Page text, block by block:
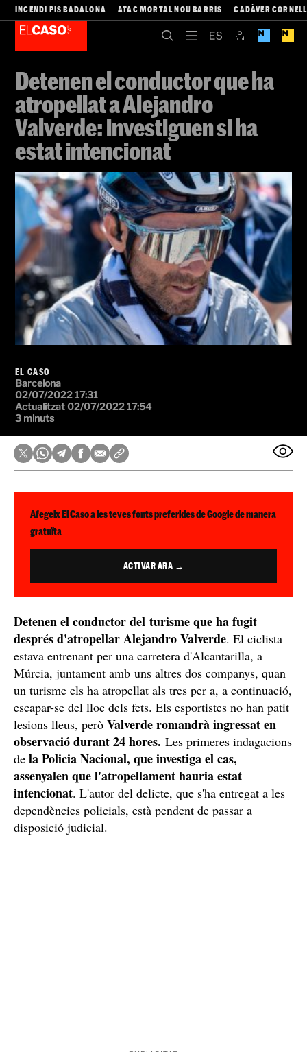
INCENDI PIS BADALONA ATAC MORTAL NOU BARRIS CADÀVER
Detenen el conductor que ha
atropellat a Alejandro
Valverde: investiguen si ha
estat intencionat
EL CASO
Barcelona
02/07/2022 17:31
Actualitzat 02/07/2022 17:54
3 minuts
Afegeix El Caso a les teves fonts preferides de Google de manera
gratuïta
ACTIVAR ARA →
Detenen el conductor del turisme que ha fugit
després d'atropellar Alejandro Valverde. El ciclista
estava entrenant per una carretera d'Alcantarilla, a
Múrcia, juntament amb uns altres dos companys, quan
un turisme els ha atropellat als tres per a, a continuació,
escapar-se del lloc dels fets. Els esportistes no han patit
lesions lleus, però Valverde romandrà ingressat en
observació durant 24 hores. Les primeres indagacions
de la Policia Nacional, que investiga el cas,
assenyalen que l'atropellament hauria estat
intencionat. L'autor del delicte, que s'ha entregat a les
dependències policials, està pendent de passar a
disposició judicial.